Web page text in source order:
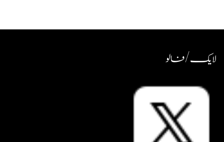
لایک / فالو